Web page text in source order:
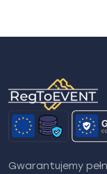
Gwarantujemy